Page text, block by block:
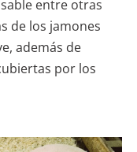
entre otras
de los jamones
además de
por los